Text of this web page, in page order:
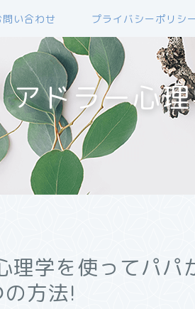
問い合わせ プライバシーポリシ
アドラー心
理学を使ってパパ
方法!